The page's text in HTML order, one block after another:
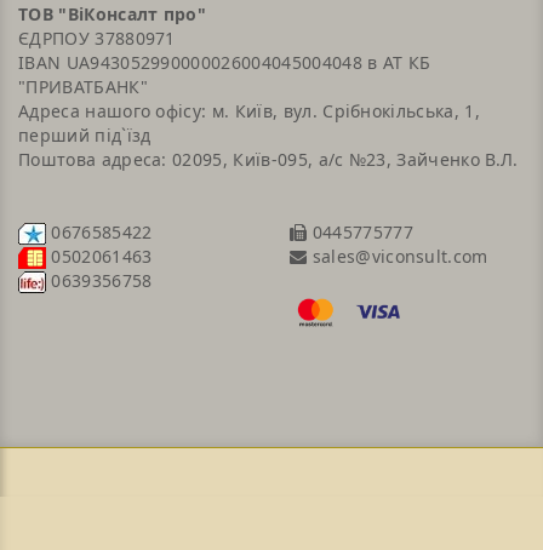
ТОВ "ВіКонсалт про"
ЄДРПОУ 37880971
IBAN UA943052990000026004045004048 в АТ КБ
"ПРИВАТБАНК"
Адреса нашого офісу: м. Київ, вул. Срібнокільська, 1,
перший під`їзд
Поштова адреса: 02095, Київ-095, а/с №23, Зайченко В.Л.
0676585422
0502061463
0639356758
0445775777
sales@viconsult.com